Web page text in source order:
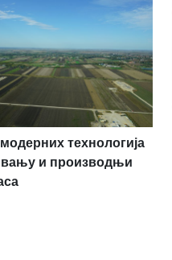
технологија
и производњи